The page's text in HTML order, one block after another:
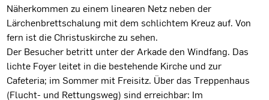
Näherkommen zu einem linearen Netz neben der
Lärchenbrettschalung mit dem schlichtem Kreuz auf. Von
fern ist die Christuskirche zu sehen.
Der Besucher betritt unter der Arkade den Windfang. Das
lichte Foyer leitet in die bestehende Kirche und zur
Cafeteria; im Sommer mit Freisitz. Über das Treppenhaus
(Flucht- und Rettungsweg) sind erreichbar: Im